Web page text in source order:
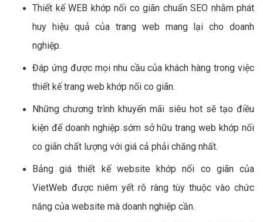
Thiết kế WEB khớp nối co giãn chuẩn SEO nhằm phát
huy hiệu quả của trang web mang lại cho doanh
nghiệp.
Đáp ứng được mọi nhu cầu của khách hàng trong việc
thiết kế trang web khớp nối co giãn.
Những chương trình khuyến mãi siêu hot sẽ tạo điều
kiện để doanh nghiệp sớm sở hữu trang web khớp nối
co giãn chất lượng với giá cả phải chăng nhất.
Bảng giá thiết kế website khớp nối co giãn của
VietWeb được niêm yết rõ ràng tùy thuộc vào chức
năng của website mà doanh nghiệp cần.